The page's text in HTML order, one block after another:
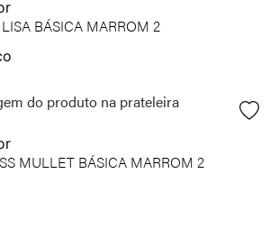
BÁSICA MARROM 2
MULLET BÁSICA MARROM 2